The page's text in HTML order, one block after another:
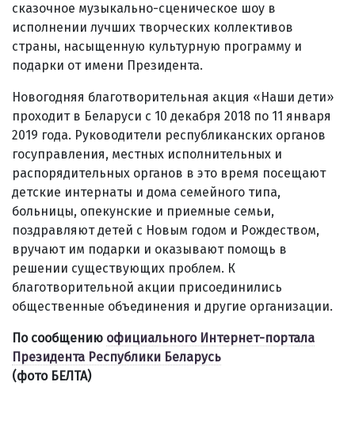
сказочное музыкально-сценическое шоу в
исполнении лучших творческих коллективов
страны, насыщенную культурную программу и
подарки от имени Президента.
Новогодняя благотворительная акция «Наши дети»
проходит в Беларуси с 10 декабря 2018 по 11 января
2019 года. Руководители республиканских органов
госуправления, местных исполнительных и
распорядительных органов в это время посещают
детские интернаты и дома семейного типа,
больницы, опекунские и приемные семьи,
поздравляют детей с Новым годом и Рождеством,
вручают им подарки и оказывают помощь в
решении существующих проблем. К
благотворительной акции присоединились
общественные объединения и другие организации.
По сообщению официального Интернет-портала
Президента Республики Беларусь
(фото БЕЛТА)